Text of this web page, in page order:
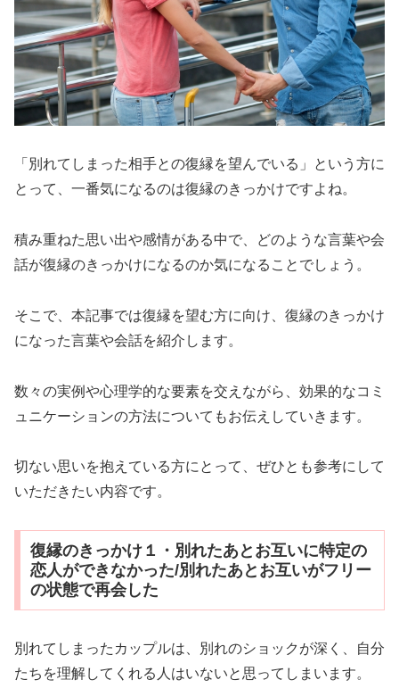
「別れてしまった相手との復縁を望んでいる」という方に
とって、一番気になるのは復縁のきっかけですよね。
積み重ねた思い出や感情がある中で、どのような言葉や会
話が復縁のきっかけになるのか気になることでしょう。
そこで、本記事では復縁を望む方に向け、復縁のきっかけ
になった言葉や会話を紹介します。
数々の実例や心理学的な要素を交えながら、効果的なコミ
ュニケーションの方法についてもお伝えしていきます。
切ない思いを抱えている方にとって、ぜひとも参考にして
いただきたい内容です。
復縁のきっかけ１・別れたあとお互いに特定の
恋人ができなかった/別れたあとお互いがフリー
の状態で再会した
別れてしまったカップルは、別れのショックが深く、自分
たちを理解してくれる人はいないと思ってしまいます。